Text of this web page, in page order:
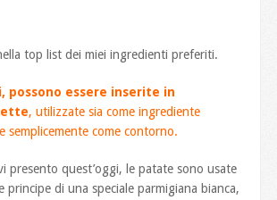
top list dei miei ingredienti preferiti.
possono essere inserite in
, utilizzate sia come ingrediente
semplicemente come contorno.
presento quest’oggi, le patate sono usate
principe di una speciale parmigiana bianca,